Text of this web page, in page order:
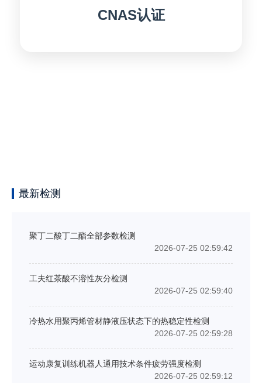
CNAS认证
最新检测
聚丁二酸丁二酯全部参数检测
2026-07-25 02:59:42
工夫红茶酸不溶性灰分检测
2026-07-25 02:59:40
冷热水用聚丙烯管材静液压状态下的热稳定性检测
2026-07-25 02:59:28
运动康复训练机器人通用技术条件疲劳强度检测
2026-07-25 02:59:12